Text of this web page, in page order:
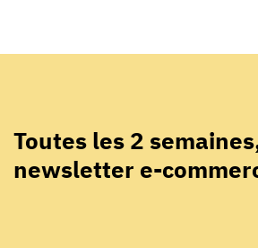
Toutes les 2
newsletter e-